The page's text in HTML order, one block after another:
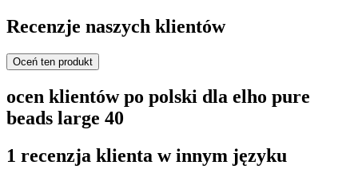
Recenzje naszych klientów
Oceń ten produkt
ocen klientów po polski dla elho pure
beads large 40
1 recenzja klienta w innym języku